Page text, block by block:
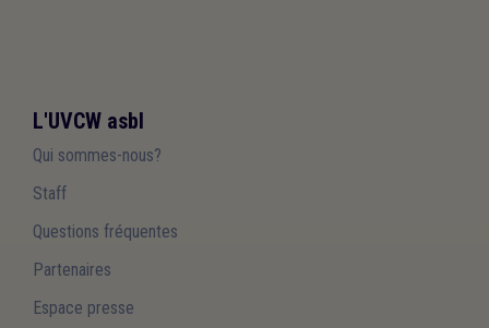
L'UVCW asbl
Qui sommes-nous?
Staff
Questions fréquentes
Partenaires
Espace presse